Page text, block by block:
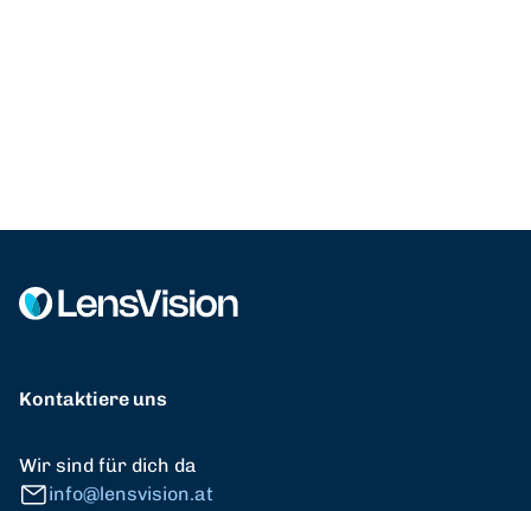
Kontaktiere uns
Wir sind für dich da
info@lensvision.at